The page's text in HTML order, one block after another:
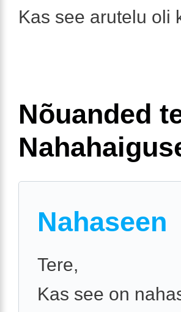
Kas see arutelu oli
Nõuanded
Nahaseen
Tere,
Kas see on